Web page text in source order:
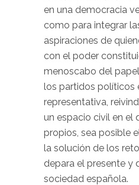
en una democracia
como para integrar
aspiraciones de
con el poder
menoscabo del
los partidos políticos
representativa,
un espacio civil en el
propios, sea posible
la solución de los
depara el presente y
sociedad española.